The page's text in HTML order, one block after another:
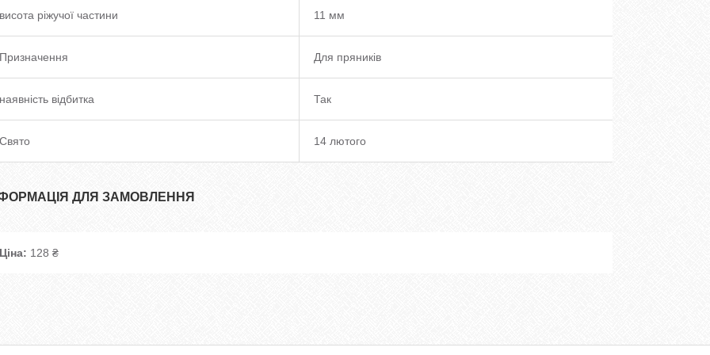
висота ріжучої частини 11 мм
Призначення Для пряників
наявність відбитка Так
Свято 14 лютого
ДЛЯ ЗАМОВЛЕННЯ
Ціна: 128 ₴